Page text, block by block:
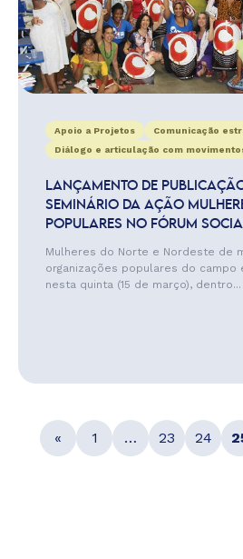
Apoio a Projetos
Comunicação
Diálogo e articulação com
LANÇAMENTO DE
SEMINÁRIO DA AÇÃO
POPULARES NO FÓRUM
Mulheres do Norte e Nordeste de
organizações populares do campo
nesta quinta (15 de março), dentro...
« 1 … 23 24